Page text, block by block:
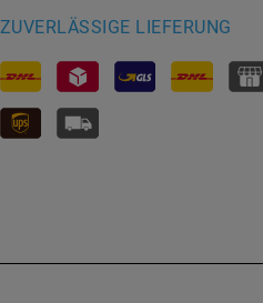
ZUVERLÄSSIGE LIEFERUNG